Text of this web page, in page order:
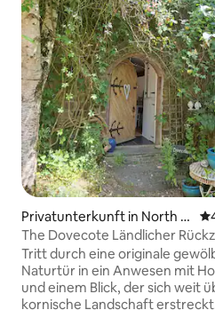
Privatunterkunft in North P
etherwin
The Dovecote Ländlicher
der Nähe von Launceston
Tritt durch eine originale
Naturtür in ein Anwesen mit
und einem Blick, der sich weit
kornische Landschaft